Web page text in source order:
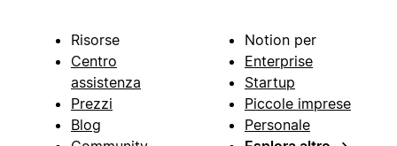
Risorse
Centro
assistenza
Prezzi
Blog
Notion per
Enterprise
Startup
Piccole imprese
Personale